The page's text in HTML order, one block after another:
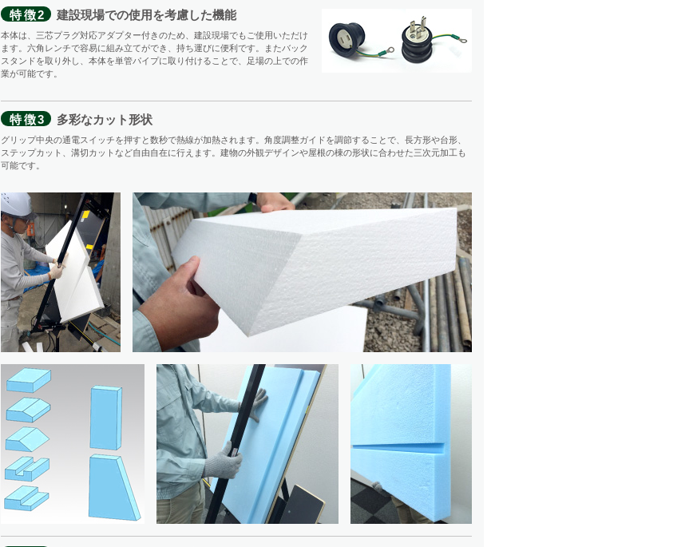
特徴2 建設現場での使用を考慮した機能
本体は、三芯プラグ対応アダプター付きのため、建設現場でもご使用いただけ
ます。六角レンチで容易に組み立てができ、持ち運びに便利です。またバック
スタンドを取り外し、本体を単管パイプに取り付けることで、足場の上での作
業が可能です。
特徴3 多彩なカット形状
グリップ中央の通電スイッチを押すと数秒で熱線が加熱されます。角度調整ガイドを調節することで、長方形や台形、
ステップカット、溝切カットなど自由自在に行えます。建物の外観デザインや屋根の棟の形状に合わせた三次元加工も
可能です。